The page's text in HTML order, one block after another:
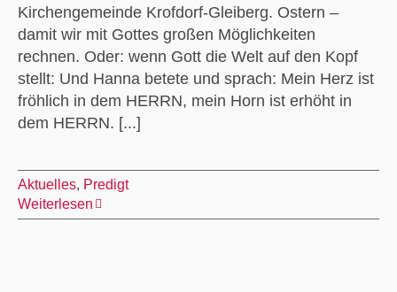
Kirchengemeinde Krofdorf-Gleiberg. Ostern –
damit wir mit Gottes großen Möglichkeiten
rechnen. Oder: wenn Gott die Welt auf den Kopf
stellt: Und Hanna betete und sprach: Mein Herz ist
fröhlich in dem HERRN, mein Horn ist erhöht in
dem HERRN. [...]
Aktuelles, Predigt
Weiterlesen